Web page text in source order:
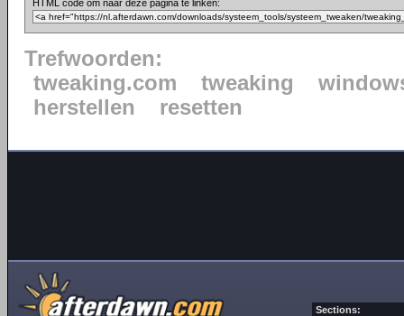
HTML code om naar deze pagina te linken:
Trefwoorden:
tweaking.com
tweaking
herstellen
resetten
Sections: